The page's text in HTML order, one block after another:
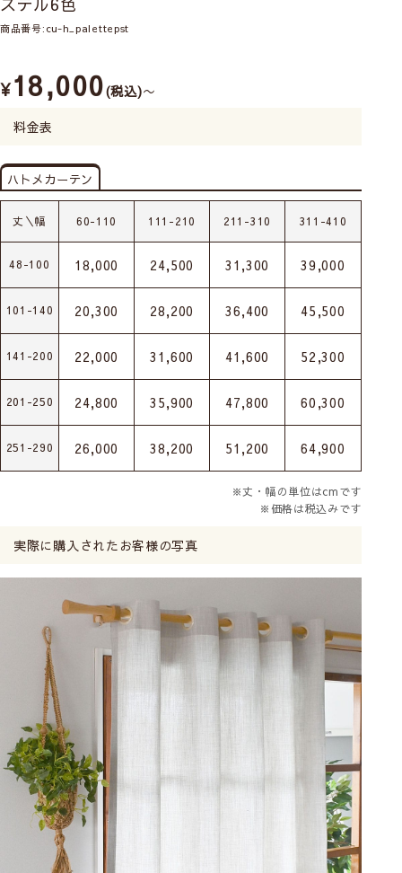
商品番号 cu-h_palettepst
¥18,000 税込 〜
料金表
ハトメカーテン
丈＼幅 60-110 111-210 211-310 311-410
48-100 18,000 24,500 31,300 39,000
101-140 20,300 28,200 36,400 45,500
141-200 22,000 31,600 41,600 52,300
201-250 24,800 35,900 47,800 60,300
251-290 26,000 38,200 51,200 64,900
※丈・幅の単位はcmです
※価格は税込みです
実際に購入されたお客様の写真